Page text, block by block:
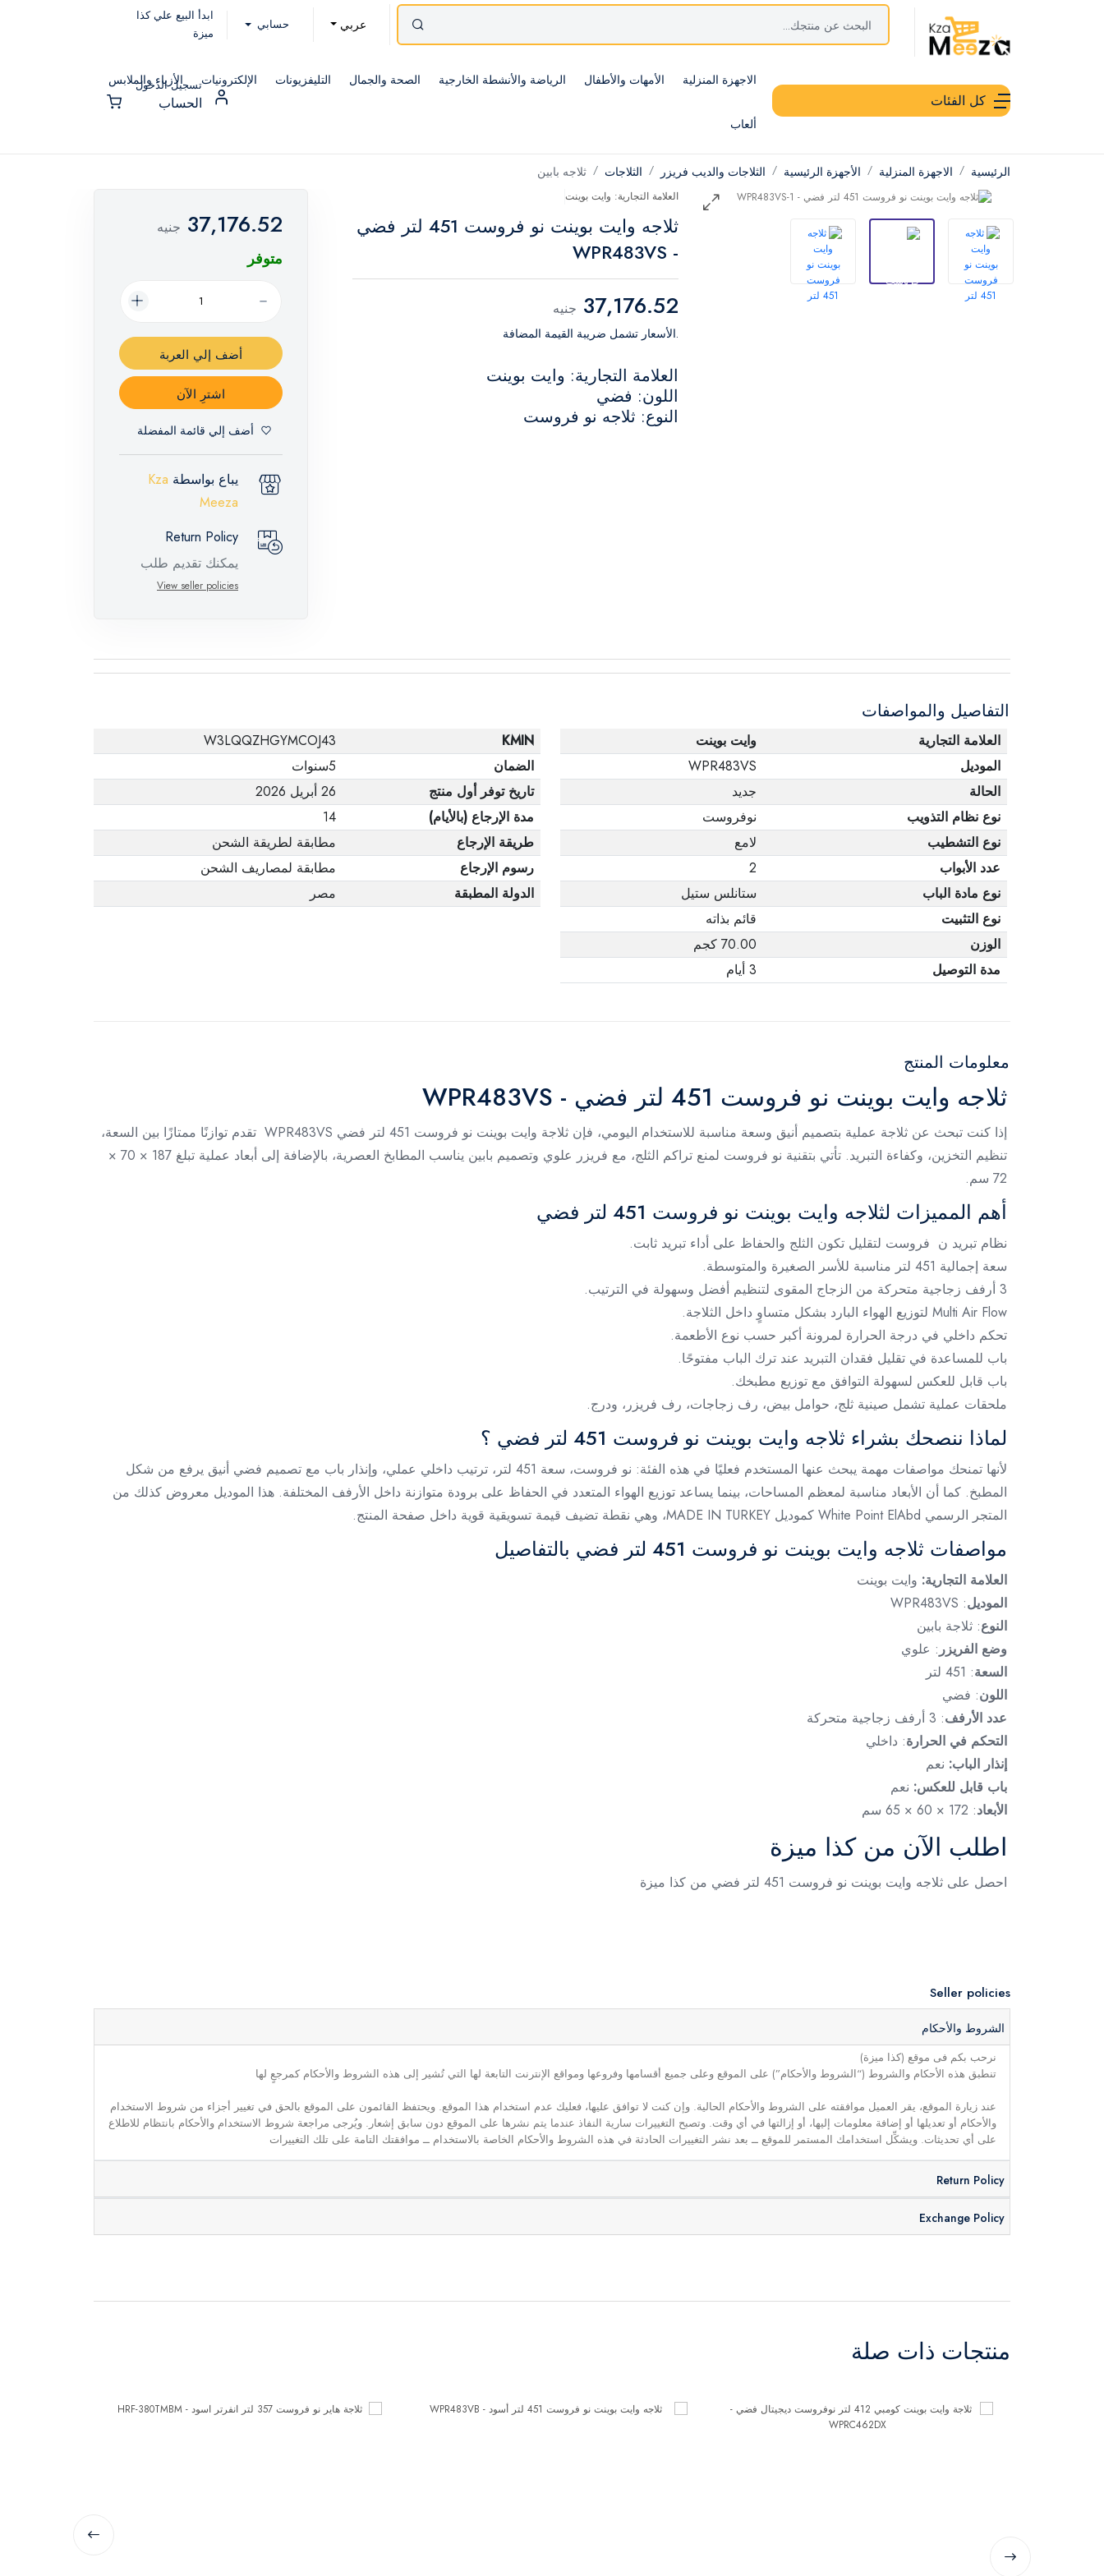
عربي حسابي
ابدأ البيع علي كذا
ميزة
كل الفئات
الاجهزة المنزلية الأمهات والأطفال الرياضة والأنشطة الخارجية الصحة والجمال التليفزيونات الإلكترونيات الأزياء والملابس
ألعاب
تسجيل الدخول
الحساب
الرئيسية الاجهزة المنزلية الأجهزة الرئيسية الثلاجات والديب فريزر الثلاجات ثلاجه بابين
العلامة التجارية: وايت بوينت
ثلاجه وايت بوينت نو فروست 451 لتر فضي
- WPR483VS
37,176.52 جنيه
.الأسعار تشمل ضريبة القيمة المضافة
العلامة التجارية: وايت بوينت
اللون: فضي
النوع: ثلاجه نو فروست
37,176.52 جنيه
متوفر
أضف إلي العربة
اشترِ الآن
أضف إلي قائمة المفضلة
يباع بواسطة Kza
Meeza
Return Policy
يمكنك تقديم طلب
إرجاع لهذه المنتجات
حالة وجود عيوب من
وقت وصول الطلب،
وأن المنتج في عبوته
الأصلية. لاحظ أنه لا
يمكن إرجاع المنتجات
الإلكترونية في حالة
View seller policies
التفاصيل والمواصفات
العلامة التجارية
وايت بوينت
الموديل
WPR483VS
الحالة
جديد
نوع نظام التذويب
نوفروست
نوع التشطيب
لامع
عدد الأبواب
2
نوع مادة الباب
ستانلس ستيل
نوع التثبيت
قائم بذاته
الوزن
70.00 كجم
مدة التوصيل
3 أيام
KMIN
W3LQQZHGYMCOJ43
الضمان
5سنوات
تاريخ توفر أول منتج
26 أبريل 2026
مدة الإرجاع (بالأيام)
14
طريقة الإرجاع
مطابقة لطريقة الشحن
رسوم الإرجاع
مطابقة لمصاريف الشحن
الدولة المطبقة
مصر
معلومات المنتج
ثلاجه وايت بوينت نو فروست 451 لتر فضي - WPR483VS
إذا كنت تبحث عن ثلاجة عملية بتصميم أنيق وسعة مناسبة للاستخدام اليومي، فإن ثلاجة وايت بوينت نو فروست 451 لتر فضي WPR483VS تقدم توازنًا ممتازًا بين السعة،
تنظيم التخزين، وكفاءة التبريد. تأتي بتقنية نو فروست لمنع تراكم الثلج، مع فريزر علوي وتصميم بابين يناسب المطابخ العصرية، بالإضافة إلى أبعاد عملية تبلغ 187 × 70 ×
72 سم.
أهم المميزات لثلاجه وايت بوينت نو فروست 451 لتر فضي
نظام تبريد ن فروست لتقليل تكون الثلج والحفاظ على أداء تبريد ثابت.
سعة إجمالية 451 لتر مناسبة للأسر الصغيرة والمتوسطة.
3 أرفف زجاجية متحركة من الزجاج المقوى لتنظيم أفضل وسهولة في الترتيب.
Multi Air Flow لتوزيع الهواء البارد بشكل متساوٍ داخل الثلاجة.
تحكم داخلي في درجة الحرارة لمرونة أكبر حسب نوع الأطعمة.
باب للمساعدة في تقليل فقدان التبريد عند ترك الباب مفتوحًا.
باب قابل للعكس لسهولة التوافق مع توزيع مطبخك.
ملحقات عملية تشمل صينية ثلج، حوامل بيض، رف زجاجات، رف فريزر، ودرج.
لماذا ننصحك بشراء ثلاجه وايت بوينت نو فروست 451 لتر فضي ؟
لأنها تمنحك مواصفات مهمة يبحث عنها المستخدم فعليًا في هذه الفئة: نو فروست، سعة 451 لتر، ترتيب داخلي عملي، وإنذار باب مع تصميم فضي أنيق يرفع من شكل
المطبخ. كما أن الأبعاد مناسبة لمعظم المساحات، بينما يساعد توزيع الهواء المتعدد في الحفاظ على برودة متوازنة داخل الأرفف المختلفة. هذا الموديل معروض كذلك من
المتجر الرسمي White Point ElAbd كموديل MADE IN TURKEY، وهي نقطة تضيف قيمة تسويقية قوية داخل صفحة المنتج.
مواصفات ثلاجه وايت بوينت نو فروست 451 لتر فضي بالتفاصيل
العلامة التجارية: وايت بوينت
الموديل: WPR483VS
النوع: ثلاجة بابين
وضع الفريزر : علوي
السعة: 451 لتر
اللون: فضي
عدد الأرفف: 3 أرفف زجاجية متحركة
التحكم في الحرارة: داخلي
إنذار الباب: نعم
باب قابل للعكس: نعم
الأبعاد: 172 × 60 × 65 سم
اطلب الآن من كذا ميزة
احصل على ثلاجه وايت بوينت نو فروست 451 لتر فضي من كذا ميزة
Seller policies
الشروط والأحكام
نرحب بكم فى موقع (كذا ميزة)
تنطبق هذه الأحكام والشروط (“الشروط والأحكام”) على الموقع وعلى جميع أقسامها وفروعها ومواقع الإنترنت التابعة لها التي تُشير إلى هذه الشروط والأحكام كمرجعٍ لها
عند زيارة الموقع، يقر العميل موافقته على الشروط والأحكام الحالية. وإن كنت لا توافق عليها، فعليك عدم استخدام هذا الموقع. ويحتفظ القائمون على الموقع بالحق في تغيير أجزاء من شروط الاستخدام
والأحكام أو تعديلها أو إضافة معلومات إليها، أو إزالتها في أي وقت. وتصبح التغييرات سارية النفاذ عندما يتم نشرها على الموقع دون سابق إشعار. ويُرجى مراجعة شروط الاستخدام والأحكام بانتظام للاطلاع
على أي تحديثات. ويشكِّل استخدامك المستمر للموقع ــ بعد نشر التغييرات الحادثة في هذه الشروط والأحكام الخاصة بالاستخدام ــ موافقتك التامة على تلك التغييرات
Return Policy
Exchange Policy
منتجات ذات صلة